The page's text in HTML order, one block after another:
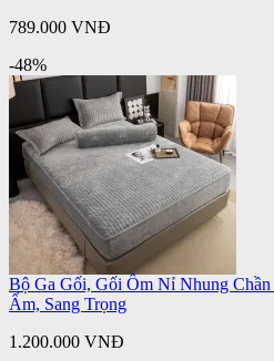
789.000 VNĐ
-48%
Bộ Ga Gối, Gối Ôm Nỉ Nhung Chần
Ấm, Sang Trọng
1.200.000 VNĐ